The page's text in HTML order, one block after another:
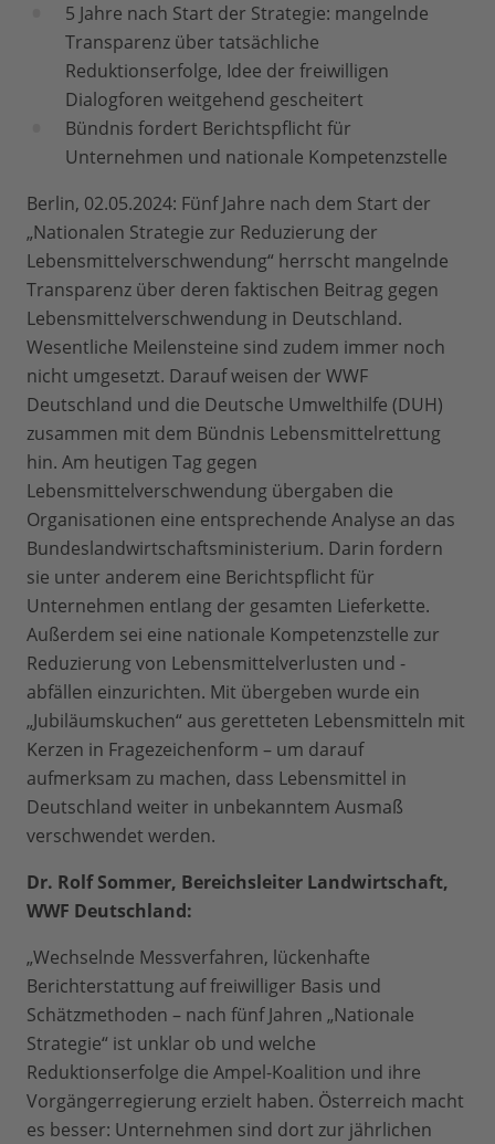
5 Jahre nach Start der Strategie: mangelnde
Transparenz über tatsächliche
Reduktionserfolge, Idee der freiwilligen
Dialogforen weitgehend gescheitert
Bündnis fordert Berichtspflicht für
Unternehmen und nationale Kompetenzstelle
Berlin, 02.05.2024: Fünf Jahre nach dem Start der
„Nationalen Strategie zur Reduzierung der
Lebensmittelverschwendung“ herrscht mangelnde
Transparenz über deren faktischen Beitrag gegen
Lebensmittelverschwendung in Deutschland.
Wesentliche Meilensteine sind zudem immer noch
nicht umgesetzt. Darauf weisen der WWF
Deutschland und die Deutsche Umwelthilfe (DUH)
zusammen mit dem Bündnis Lebensmittelrettung
hin. Am heutigen Tag gegen
Lebensmittelverschwendung übergaben die
Organisationen eine entsprechende Analyse an das
Bundeslandwirtschaftsministerium. Darin fordern
sie unter anderem eine Berichtspflicht für
Unternehmen entlang der gesamten Lieferkette.
Außerdem sei eine nationale Kompetenzstelle zur
Reduzierung von Lebensmittelverlusten und -
abfällen einzurichten. Mit übergeben wurde ein
„Jubiläumskuchen“ aus geretteten Lebensmitteln mit
Kerzen in Fragezeichenform – um darauf
aufmerksam zu machen, dass Lebensmittel in
Deutschland weiter in unbekanntem Ausmaß
verschwendet werden.
Dr. Rolf Sommer, Bereichsleiter Landwirtschaft,
WWF Deutschland:
„Wechselnde Messverfahren, lückenhafte
Berichterstattung auf freiwilliger Basis und
Schätzmethoden – nach fünf Jahren „Nationale
Strategie“ ist unklar ob und welche
Reduktionserfolge die Ampel-Koalition und ihre
Vorgängerregierung erzielt haben. Österreich macht
es besser: Unternehmen sind dort zur jährlichen